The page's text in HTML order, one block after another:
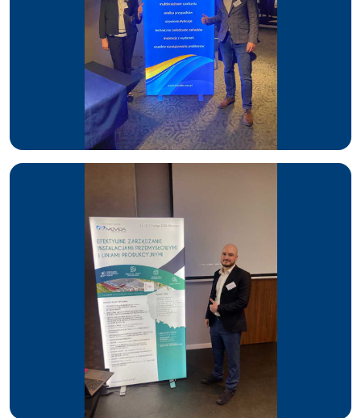
sposobami podniesienia niezawodności ciągów
technologicznych, które zapewniają nieprzerwaną
produkcję piwa wysokiej jakości.